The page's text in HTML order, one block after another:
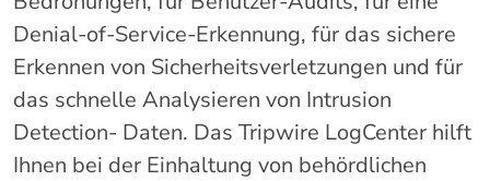
Denial-of-Service-Erkennung, für das sichere
Erkennen von Sicherheitsverletzungen und für
das schnelle Analysieren von Intrusion
Detection- Daten. Das Tripwire LogCenter hilft
Ihnen bei der Einhaltung von behördlichen